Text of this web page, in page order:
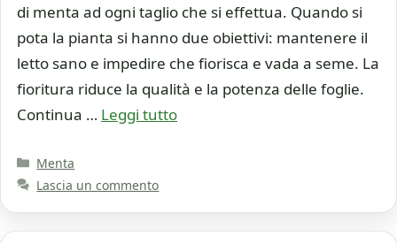
di menta ad ogni taglio che si effettua. Quando si
pota la pianta si hanno due obiettivi: mantenere il
letto sano e impedire che fiorisca e vada a seme. La
fioritura riduce la qualità e la potenza delle foglie.
Continua … Leggi tutto
Categorie
Menta
Lascia un commento